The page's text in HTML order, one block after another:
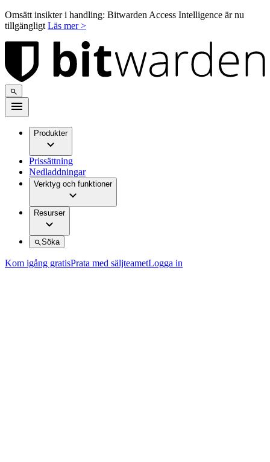
Omsätt insikter i handling: Bitwarden Access Intelligence är nu
tillgängligt Läs mer >
Produkter
Prissättning
Nedladdningar
Verktyg och funktioner
Resurser
Söka
Kom igång gratisPrata med säljteametLogga in